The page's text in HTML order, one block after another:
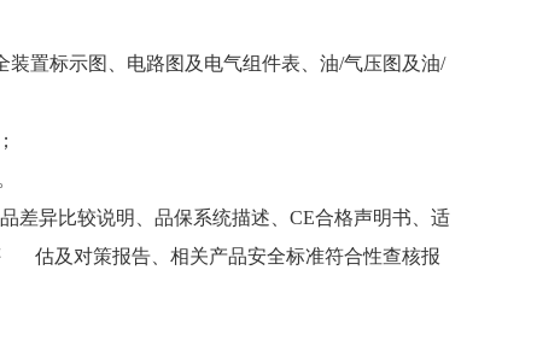
置标示图、电路图及电气组件表、油/气压图及油/
差异比较说明、品保系统描述、CE合格声明书、适
估及对策报告、相关产品安全标准符合性查核报